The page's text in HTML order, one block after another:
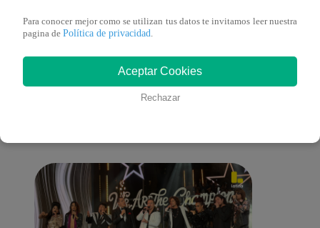
También te puede
Para conocer mejor como se utilizan tus datos te invitamos leer nuestra
pagina de Política de privacidad.
Aceptar Cookies
Rechazar